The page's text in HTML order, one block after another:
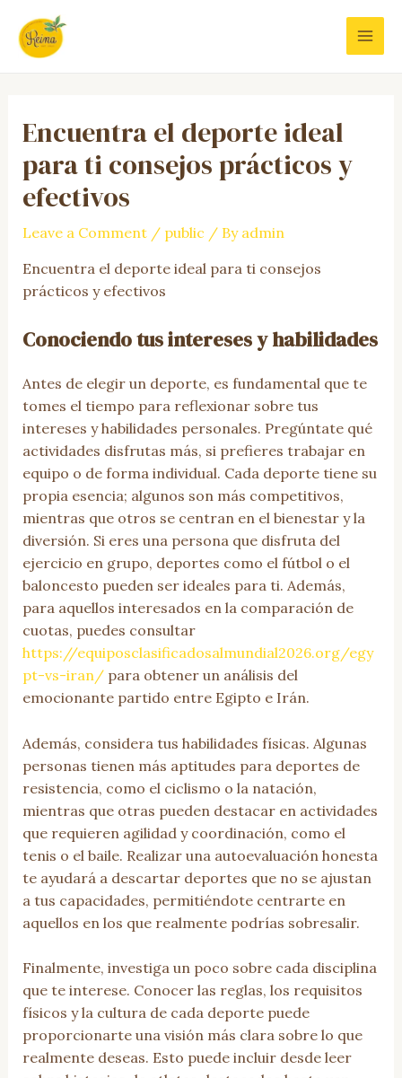
content
Encuentra el deporte ideal
para ti consejos prácticos y
efectivos
Leave a Comment / public / By admin
Encuentra el deporte ideal para ti consejos
prácticos y efectivos
Conociendo tus intereses y habilidades
Antes de elegir un deporte, es fundamental que te
tomes el tiempo para reflexionar sobre tus
intereses y habilidades personales. Pregúntate qué
actividades disfrutas más, si prefieres trabajar en
equipo o de forma individual. Cada deporte tiene su
propia esencia; algunos son más competitivos,
mientras que otros se centran en el bienestar y la
diversión. Si eres una persona que disfruta del
ejercicio en grupo, deportes como el fútbol o el
baloncesto pueden ser ideales para ti. Además,
para aquellos interesados en la comparación de
cuotas, puedes consultar
https://equiposclasificadosalmundial2026.org/egy
pt-vs-iran/para obtener un análisis del
emocionante partido entre Egipto e Irán.
Además, considera tus habilidades físicas. Algunas
personas tienen más aptitudes para deportes de
resistencia, como el ciclismo o la natación,
mientras que otras pueden destacar en actividades
que requieren agilidad y coordinación, como el
tenis o el baile. Realizar una autoevaluación honesta
te ayudará a descartar deportes que no se ajustan
a tus capacidades, permitiéndote centrarte en
aquellos en los que realmente podrías sobresalir.
Finalmente, investiga un poco sobre cada disciplina
que te interese. Conocer las reglas, los requisitos
físicos y la cultura de cada deporte puede
proporcionarte una visión más clara sobre lo que
realmente deseas. Esto puede incluir desde leer